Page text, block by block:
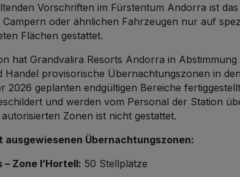
Vorschriften im Fürstentum Andorra ist
oder ähnlichen Fahrzeugen nur auf
Flächen gestattet.
hat Grandvalira Resorts Andorra in
Handel provisorische Übernachtungszonen in
2026 geplanten endgültigen Bereiche
und werden vom Personal der Station
Zonen ist nicht gestattet.
ausgewiesenen Übernachtungszonen:
Zone l’Hortell: 50 Stellplätze